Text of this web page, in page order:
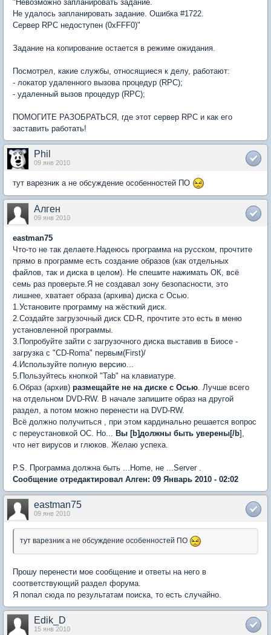
"Невозможно запланировать задание.
Не удалось запланировать задание. Ошибка #1722.
Сервер RPC недоступен (0xFFF0)"
Задание на копирование остается в режиме ожидания.
Посмотрел, какие службы, относящиеся к делу, работают:
- локатор удаленного вызова процедур (RPC);
- удаленный вызов процедур (RPC);
ПОМОГИТЕ РАЗОБРАТЬСЯ, где этот сервер RPC и как его
заставить работать!
Phil
09 янв 2010
тут варезник а не обсуждение особенностей ПО
Алген
09 янв 2010
eastman75
Что-то не так делаете.Надеюсь программа на русском, прочтите
прямо в программе есть создание образов (как отдельных
файлов, так и диска в целом). Не спешите нажимать ОК, всё
семь раз проверьте.Я не создавал зону безопасности, это
лишнее, хватает образа (архива) диска с Осью.
1.Установите программу на жёсткий диск.
2.Создайте загрузочный диск СD-R, прочтите это есть в меню
установленной программы.
3.Попробуйте зайти с загрузочного диска выставив в Биосе -
загрузка с "CD-Romа" первым(First)/
4.Используйте полную версию...
5.Пользуйтесь кнопкой "Tab" на клавиатуре.
6.Образ (архив) размещайте не на диске с Осью. Лучше всего
на отдельном DVD-RW. В начале запишите образ на другой
раздел, а потом можно перенести на DVD-RW.
Всё должно получиться , при этом кардинально решается вопрос
с переустановкой ОС. Но... Вы [b]должны быть уверены[/b],
что нет вирусов и глюков. Желаю успеха.
P.S. Программа должна быть ...Home, не ...Server .
Сообщение отредактировал Алген: 09 Январь 2010 - 02:02
eastman75
09 янв 2010
тут варезник а не обсуждение особенностей ПО
Прошу перенести мое сообщение и ответы на него в
соответствующий раздел форума.
Я попал сюда по результатам поиска, то есть случайно.
Edik_D
15 янв 2010